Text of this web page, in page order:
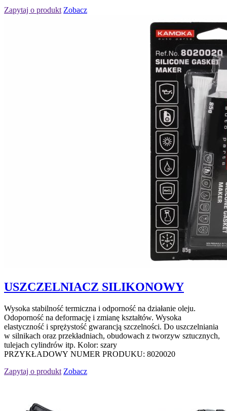
Zapytaj o produkt Zobacz
USZCZELNIACZ SILIKONOWY
Wysoka stabilność termiczna i odporność na działanie oleju.
Odoporność na deformację i zmianę kształtów. Wysoka
elastyczność i sprężystość gwarancją szczelności. Do uszczelniania
w silnikach oraz przekładniach, obudowach z tworzyw sztucznych,
tulejach cylindrów itp. Kolor: szary
PRZYKŁADOWY NUMER PRODUKU: 8020020
Zapytaj o produkt Zobacz